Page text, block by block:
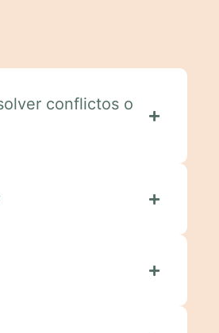
conflictos o